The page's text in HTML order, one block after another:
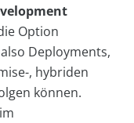
Option
Deployments,
, hybriden
können.